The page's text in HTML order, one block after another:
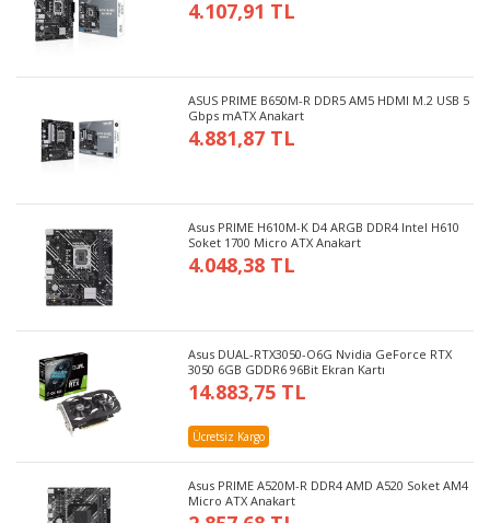
4.107,91 TL
ASUS PRIME B650M-R DDR5 AM5 HDMI M.2 USB 5
Gbps mATX Anakart
4.881,87 TL
Asus PRIME H610M-K D4 ARGB DDR4 Intel H610
Soket 1700 Micro ATX Anakart
4.048,38 TL
Asus DUAL-RTX3050-O6G Nvidia GeForce RTX
3050 6GB GDDR6 96Bit Ekran Kartı
14.883,75 TL
Ücretsiz Kargo
Asus PRIME A520M-R DDR4 AMD A520 Soket AM4
Micro ATX Anakart